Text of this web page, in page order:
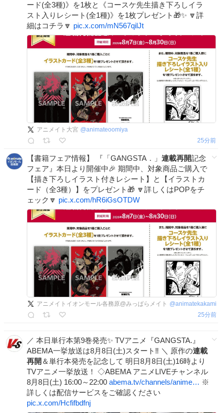
ード(全3種)》を1枚と《コースケ先生描き下ろしイラ
スト入りレシート(全1種)》を1枚プレゼント🎁✨ 🔽詳
細はコチラ🔽 pic.x.com/mN567qilJt
アニメイト大宮 @animateoomiya
25分前
【書籍フェア情報】 『「GANGSTA．」 連載再開記念
フェア』本日より開催中🎉 期間中、対象商品ご購入で
【描き下ろしイラスト付きレシート】と【イラストカ
ード（全3種）】をプレゼント🎁 🔽詳しくはPOPをチ
ェック🔽 pic.x.com/hR6iGsOTDW
アニメイトイオンモール各務原@みっぱらメイト @animatekakami
25分前
／ 本日単行本第9巻発売✨ TVアニメ『GANGSTA.』
ABEMA一挙放送は8月8日(土)スタート‼️ ＼ 原作の連載
再開 ＆単行本発売を記念して 明日8月8日(土)16時より
TVアニメ一挙放送！ ◇ABEMA アニメLIVEチャンネル
8月8日(土) 16:00～22:00 abema.tv/channels/anime… ※
詳しくは配信サービスをご確認ください
pic.x.com/Hcfifbdfnj